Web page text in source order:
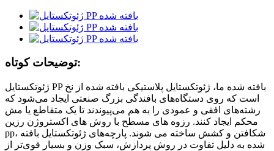
توضیحات کوتاه:
ژئوتکستایل PP بافته شده ما، ژئوتکستایل پلاستیکی بافته شده از نخ
است که روی دستگاه‌های بافندگی بزرگ صنعتی ایجاد می‌شود که
رشته‌های افقی و عمودی را به هم می‌پیوندند تا یک متقاطع یا مش
محکم ایجاد کنند. رزوه های مسطح با روش های اکستروژن رزین
pp، شکافتن و کشش ساخته می شوند. پارچه‌های ژئوتکستایل بافته
شده به دلیل تفاوت در روش پردازش، سبک وزن و بسیار قوی‌تر از